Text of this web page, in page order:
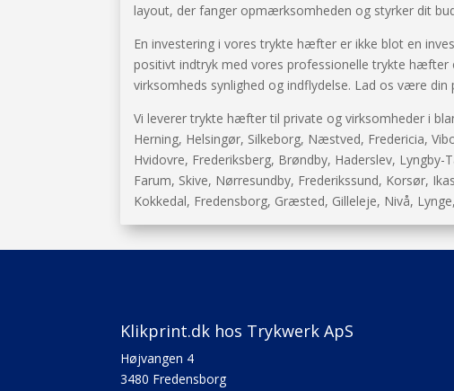
layout, der fanger opmærksomheden og styrker dit
En investering i vores trykte hæfter er ikke blot en
positivt indtryk med vores professionelle trykte
virksomheds synlighed og indflydelse. Lad os være
Vi leverer trykte hæfter til private og virksomheder i
Herning, Helsingør, Silkeborg, Næstved, Fredericia,
Hvidovre, Frederiksberg, Brøndby, Haderslev,
Farum, Skive, Nørresundby, Frederikssund, Korsør,
Kokkedal, Fredensborg, Græsted, Gilleleje, Nivå,
Klikprint.dk hos Trykwerk ApS
Højvangen 4
3480 Fredensborg